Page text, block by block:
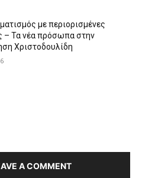
με περιορισμένες
– Τα νέα πρόσωπα στην
Χριστοδουλίδη
A COMMENT